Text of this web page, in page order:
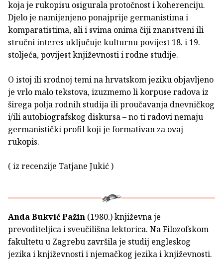
koja je rukopisu osigurala protočnost i koherenciju.
Djelo je namijenjeno ponajprije germanistima i
komparatistima, ali i svima onima čiji znanstveni ili
stručni interes uključuje kulturnu povijest 18. i 19.
stoljeća, povijest književnosti i rodne studije.
O istoj ili srodnoj temi na hrvatskom jeziku objavljeno
je vrlo malo tekstova, izuzmemo li korpuse radova iz
širega polja rodnih studija ili proučavanja dnevničkog
i/ili autobiografskog diskursa – no ti radovi nemaju
germanistički profil koji je formativan za ovaj
rukopis.
( iz recenzije Tatjane Jukić )
Anda Bukvić Pažin (1980.) književna je
prevoditeljica i sveučilišna lektorica. Na Filozofskom
fakultetu u Zagrebu završila je studij engleskog
jezika i književnosti i njemačkog jezika i književnosti.